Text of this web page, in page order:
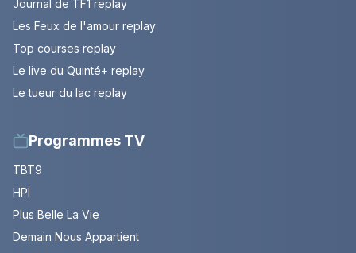
Journal de TF1 replay
Les Feux de l'amour replay
Top courses replay
Le live du Quinté+ replay
Le tueur du lac replay
Programmes TV
TBT9
HPI
Plus Belle La Vie
Demain Nous Appartient